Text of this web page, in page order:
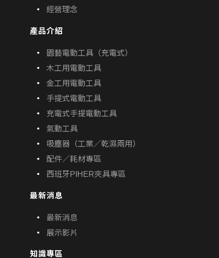
經營理念
產品介紹
園藝電動工具（充電式）
木工用電動工具
金工用電動工具
手提式電動工具
充電式手提電動工具
氣動工具
吸塵器（工業／乾濕兩用）
配件／耗材專區
西班牙PIHER夾具專區
最新消息
最新消息
展示影片
知識專區